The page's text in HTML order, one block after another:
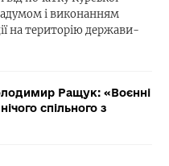
і виконанням
на територію держави-
Ращук: «Воєнні
спільного з